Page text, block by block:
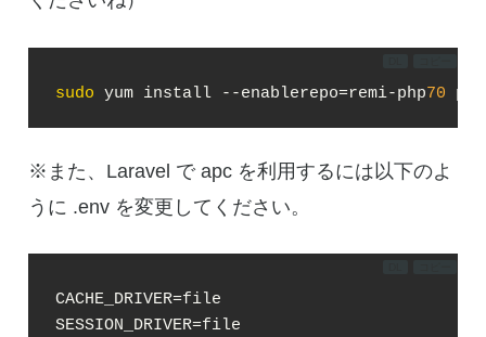
sudo yum install --enablerepo=remi-php70
※また、Laravel で apc を利用するには以下のよ
うに .env を変更してください。
CACHE_DRIVER=file
SESSION_DRIVER=file